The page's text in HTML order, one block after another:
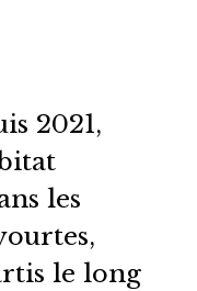
2021,
les
le long